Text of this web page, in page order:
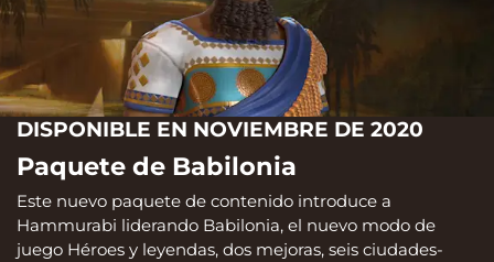
DISPONIBLE EN NOVIEMBRE DE 2020
Paquete de Babilonia
Este nuevo paquete de contenido introduce a
Hammurabi liderando Babilonia, el nuevo modo de
juego Héroes y leyendas, dos mejoras, seis ciudades-